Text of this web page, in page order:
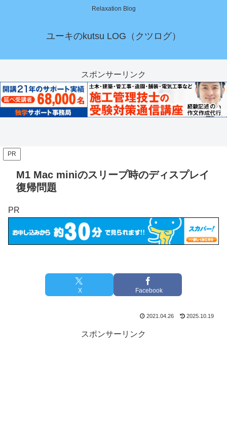
Relaxation Blog
ユーキのkutsu LOG（クツログ）
スポンサーリンク
PR
M1 Mac miniのスリープ時のディスプレイ
復帰問題
PR
X Facebook
2021.04.26 2025.10.19
スポンサーリンク